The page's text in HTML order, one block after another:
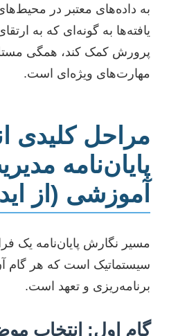
به داده‌های معتبر در
یافته‌ها به گونه‌ای که به
پرورش کمک کند، همگی
مهارت‌های ویژه‌ای است.
مراحل کلیدی
پایان‌نامه
آموزشی (از
مسیر نگارش پایان‌نامه یک
سیستماتیک است که هر گام
برنامه‌ریزی و تعهد است.
گام اول: انتخاب